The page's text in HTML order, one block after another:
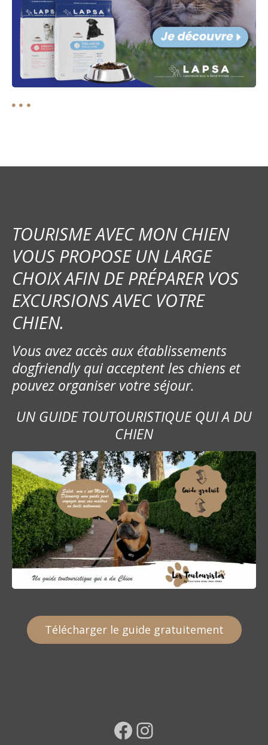
TOURISME AVEC MON CHIEN
VOUS PROPOSE UN LARGE
CHOIX AFIN DE PRÉPARER VOS
EXCURSIONS AVEC VOTRE
CHIEN.
Vous avez accès aux établissements
dogfriendly qui acceptent les chiens et
pouvez organiser votre séjour.
UN GUIDE TOUTOURISTIQUE QUI A DU
CHIEN
Télécharger le guide gratuitement
Facebook Instagram